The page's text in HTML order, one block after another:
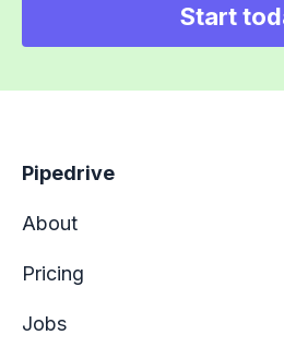
Start
Pipedrive
About
Pricing
Jobs